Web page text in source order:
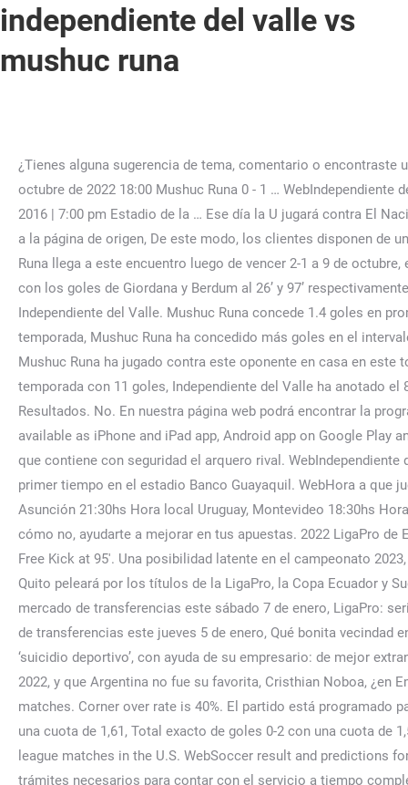
independiente del valle vs
mushuc runa
¿Tienes alguna sugerencia de tema, comentario o encontraste un error en esta nota? Mushuc Runa vs Independiente del Valle - LigaPro 2022 Fecha 14 - Fase 2 Bellavista domingo, 16 de octubre de 2022 18:00 Mushuc Runa 0 - 1 … WebIndependiente del Valle Vs. Mushuc Runa Resultado final: IDV Vs. Mushuc Runa 1 Independiente del Valle 0 Mushuc Runa septiembre 30, 2016 | 7:00 pm Estadio de la … Ese día la U jugará contra El Nacional y presentará a su nueva plantilla. La reimpresión de materiales sin aprobación es posible en presencia de dofollow-link a la página de origen, De este modo, los clientes disponen de un acceso personalizado y mejora los resultados de su visita, lo que nos permite ofrecer el servicio más eficiente. Mushuc Runa llega a este encuentro luego de vencer 2-1 a 9 de octubre, en un partido cerrado, donde ambos salieron con mucho dinamismo, pero que finalmente la suerte se fue del lado del local con los goles de Giordana y Berdum al 26’ y 97’ respectivamente. En su último encuentro Independiente Del Valle ganó por 2 goles. WebMushuc Runa (2022) Atlético Palmaflor ... Independiente del Valle. Mushuc Runa concede 1.4 goles en promedio en 28 partidos de esta temporada, Mushuc Runa ha anotado mas goles en el intervalo de tiempo 31-45 esta temporada, Mushuc Runa ha concedido más goles en el intervalo de tiempo 61-75 esta temporada, Mushuc Runa no ha ganado en 6 partidos consecutivos en este torneo, La última vez que Mushuc Runa ha jugado contra este oponente en casa en este torneo, el resultado final fue 0-2, Santiago Giordana es el máximo anotador de Mushuc Runa en este torneo de esta temporada con 11 goles, Independiente del Valle ha anotado el 86% de los partidos de visita esta temporada, Independiente del Valle ha anotado el 75% de los partidos esta temporada. Resultados. No. En nuestra página web podrá encontrar la programación de fútbol en televisión y una lista completa de las transmisiones en vivo de fútbol de hoy. Sofascore livescore is available as iPhone and iPad app, Android app on Google Play and Windows phone app. ¡Obtén gratis un pronóstico estadístico confiable en Scores24.live! Cabezazo de Christopher Angulo que contiene con seguridad el arquero rival. WebIndependiente del Valle vs Mushuc Runa H2H head to head statistics and team results in Ecuador Liga Pro 2020. Termina sin goles el primer tiempo en el estadio Banco Guayaquil. WebHora a que juegan Independiente del Valle vs San Lorenzo 2023 por el partido del Domingo 15/1/2023: 21:30hs Hora local Paraguay, Asunción 21:30hs Hora local Uruguay, Montevideo 18:30hs Hora local Costa Rica, San José … Aplican Terminos y Condiciones. El objetivo de bettingexpert es promover la transparencia y, cómo no, ayudarte a mejorar en tus apuestas. 2022 LigaPro de Ecuador, Primera fase. William Joel Pacho Tenorio (Independiente del Valle) Free Kick at 96', Carlos Feraud (Mushuc Runa) Free Kick at 95'. Una posibilidad latente en el campeonato 2023, Alexander Alvarado habló de su marginación de la Tricolor para el Mundial 2022 y Barcelona, Alexander Alvarado: Liga de Quito peleará por los títulos de la LigaPro, la Copa Ecuador y Sudamericana, y no estoy de acuerdo con el aumento de cupos para extranjeros, Fichajes de LigaPro 2023: así se movió el mercado de transferencias este sábado 7 de enero, LigaPro: serie A se jugará a